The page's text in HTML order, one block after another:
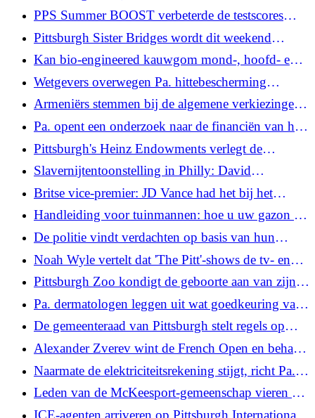
een fotograaf in Frick Pittsburgh
PPS Summer BOOST verbeterde de testscores
niet. Experts zeggen dat leren in de zomer hoe dan
ook belangrijk is.
Pittsburgh Sister Bridges wordt dit weekend
verlicht in Ierse kleuren
Kan bio-engineered kauwgom mond-, hoofd- en
nekkanker helpen voorkomen? Pa.-onderzoekers
zijn hoopvol
Wetgevers overwegen Pa. hittebescherming
naarmate de temperatuur stijgt
Armeniërs stemmen bij de algemene verkiezingen,
nauwlettend in de gaten gehouden door Rusland
en het Westen
Pa. opent een onderzoek naar de financiën van het
Woodland Hills School District
Pittsburgh's Heinz Endowments verlegt de
prioriteiten voor de financiering van kunst
Slavernijtentoonstelling in Philly: David
McCormick sluit zich aan bij de strijd om het
presidentiële huis te herstellen
Britse vice-premier: JD Vance had het bij het
verkeerde eind toen hij de moord op een tiener aan
immigratie toeschreef
Handleiding voor tuinmannen: hoe u uw gazon in
een weide kunt veranderen
De politie vindt verdachten op basis van hun
online zoekopdrachten terwijl rechtbanken
privacykwesties wegen
Noah Wyle vertelt dat 'The Pitt'-shows de tv- en
filmproductie in de VS nieuw leven kunnen
inblazen
Pittsburgh Zoo kondigt de geboorte aan van zijn
eerste leeuwenwelp in zes jaar
Pa. dermatologen leggen uit wat goedkeuring van
een nieuw Amerikaans zonnebrandingrediënt zou
kunnen betekenen voor de bescherming van de
huid
De gemeenteraad van Pittsburgh stelt regels op
voor nieuwe vape-winkels, hoewel bestaande
winkels onaangetast blijven
Alexander Zverev wint de French Open en behaalt
eindelijk een eerste Grand Slam-titel
Naarmate de elektriciteitsrekening stijgt, richt Pa.
zich onder de staten op de groeiende winsten van
nutsbedrijven
Leden van de McKeesport-gemeenschap vieren de
schikking van wangedrag van de politie
ICE-agenten arriveren op Pittsburgh International